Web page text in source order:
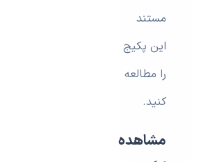
مستند
این پکیج
را مطالعه
کنید.
مشاهده